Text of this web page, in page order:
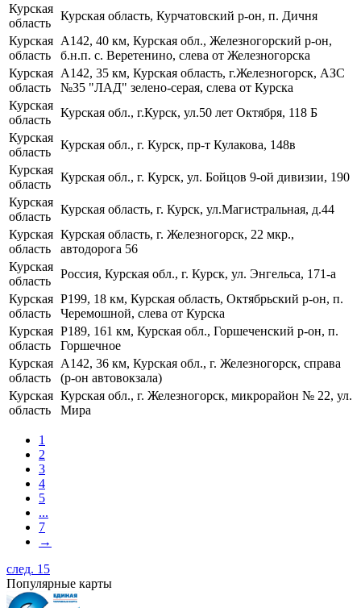
Курская
область
Курская область, Курчатовский р-он, п. Дичня
Курская
область
А142, 40 км, Курская обл., Железногорский р-он,
б.н.п. с. Веретенино, слева от Железногорска
Курская
область
А142, 35 км, Курская область, г.Железногорск, АЗС
№35 "ЛАД" зелено-серая, слева от Курска
Курская
область
Курская обл., г.Курск, ул.50 лет Октября, 118 Б
Курская
область
Курская обл., г. Курск, пр-т Кулакова, 148в
Курская
область
Курская обл., г. Курск, ул. Бойцов 9-ой дивизии, 190
Курская
область
Курская область, г. Курск, ул.Магистральная, д.44
Курская
область
Курская область, г. Железногорск, 22 мкр.,
автодорога 56
Курская
область
Россия, Курская обл., г. Курск, ул. Энгельса, 171-а
Курская
область
Р199, 18 км, Курская область, Октябрьский р-он, п.
Черемошной, слева от Курска
Курская
область
Р189, 161 км, Курская обл., Горшеченский р-он, п.
Горшечное
Курская
область
А142, 36 км, Курская обл., г. Железногорск, справа
(р-он автовокзала)
Курская
область
Курская обл., г. Железногорск, микрорайон № 22, ул.
Мира
1
2
3
4
5
...
7
→
след. 15
Популярные карты